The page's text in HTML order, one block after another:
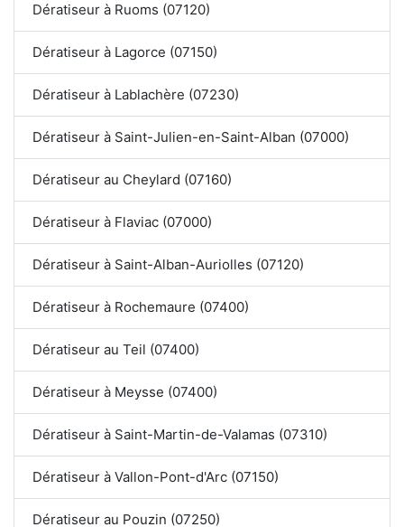
Dératiseur à Ruoms (07120)
Dératiseur à Lagorce (07150)
Dératiseur à Lablachère (07230)
Dératiseur à Saint-Julien-en-Saint-Alban (07000)
Dératiseur au Cheylard (07160)
Dératiseur à Flaviac (07000)
Dératiseur à Saint-Alban-Auriolles (07120)
Dératiseur à Rochemaure (07400)
Dératiseur au Teil (07400)
Dératiseur à Meysse (07400)
Dératiseur à Saint-Martin-de-Valamas (07310)
Dératiseur à Vallon-Pont-d'Arc (07150)
Dératiseur au Pouzin (07250)